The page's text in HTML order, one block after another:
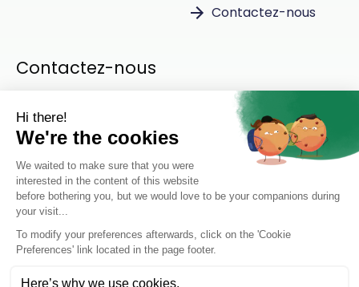
Contactez-nous
Contactez-nous
LinkedIn